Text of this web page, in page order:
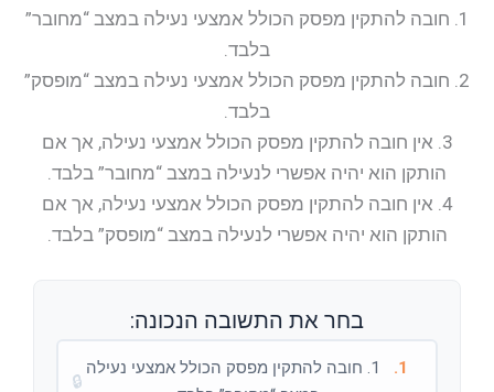
1. חובה להתקין מפסק הכולל אמצעי נעילה במצב “מחובר”
בלבד.
2. חובה להתקין מפסק הכולל אמצעי נעילה במצב “מופסק”
בלבד.
3. אין חובה להתקין מפסק הכולל אמצעי נעילה, אך אם
הותקן הוא יהיה אפשרי לנעילה במצב “מחובר” בלבד.
4. אין חובה להתקין מפסק הכולל אמצעי נעילה, אך אם
הותקן הוא יהיה אפשרי לנעילה במצב “מופסק” בלבד.
בחר את התשובה הנכונה:
1.
1. חובה להתקין מפסק הכולל אמצעי נעילה
🔒